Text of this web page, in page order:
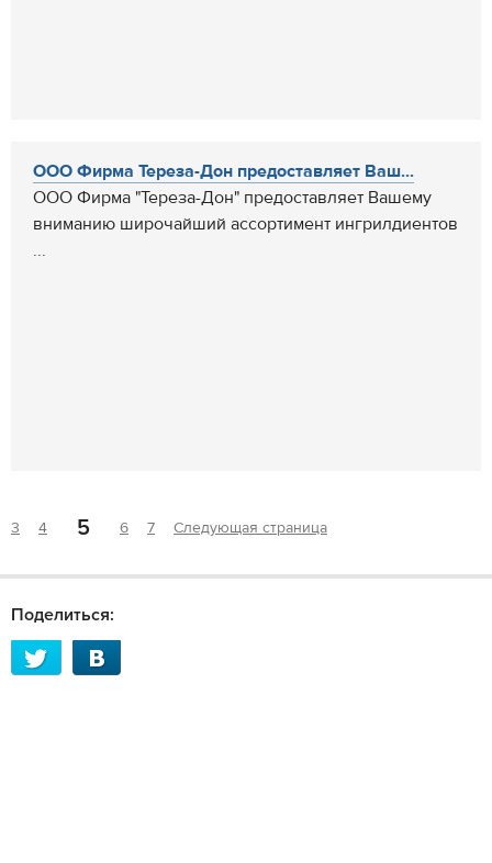
ООО Фирма Тереза-Дон предоставляет Ваш...
ООО Фирма "Тереза-Дон" предоставляет Вашему
вниманию широчайший ассортимент ингрилдиентов
...
3 4 5 6 7 Следующая страница
Поделиться: